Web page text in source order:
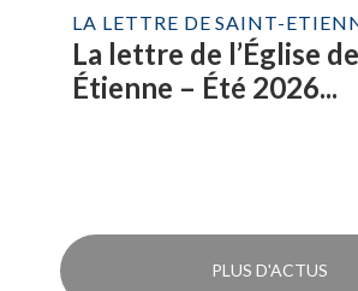
LA LETTRE DE SAINT-
La lettre de l’Église
Étienne – Été 2026...
PLUS D'ACTUS